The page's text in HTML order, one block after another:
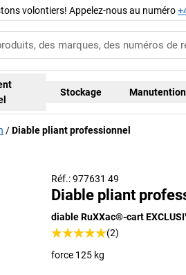
volontiers! Appelez-nous au numéro
Stockage Manutention
Diable pliant professionnel
Réf.: 977631 49
Diable pliant
diable RuXXac®-cart
(2)
force 125 kg